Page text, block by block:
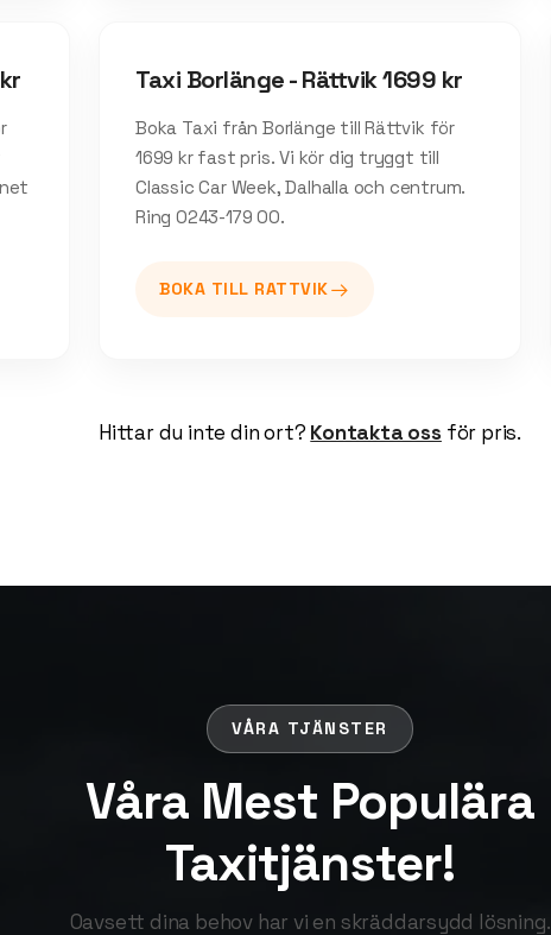
Taxi Borlänge - Rättvik 1699 kr
Boka Taxi från Borlänge till Rättvik för
1699 kr fast pris. Vi kör dig tryggt till
Classic Car Week, Dalhalla och centrum.
Ring 0243-179 00.
BOKA TILL RATTVIK
Hittar du inte din ort? Kontakta oss för pris.
VÅRA TJÄNSTER
Våra Mest Populära
Taxitjänster!
Oavsett dina behov har vi en skräddarsydd lösning.